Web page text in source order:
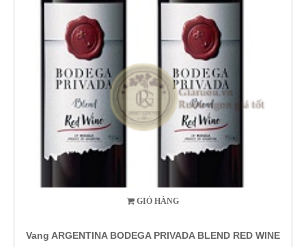
GIỎ HÀNG
Vang ARGENTINA BODEGA PRIVADA BLEND RED WINE